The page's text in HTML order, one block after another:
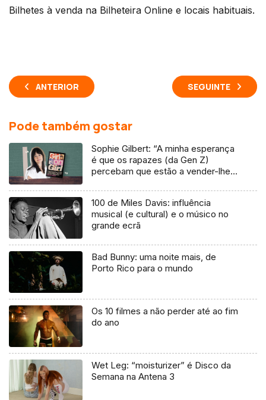
Bilhetes à venda na Bilheteira Online e locais habituais.
ANTERIOR SEGUINTE
Pode também gostar
Sophie Gilbert: “A minha esperança
é que os rapazes (da Gen Z)
percebam que estão a vender-lhes
100 de Miles Davis: influência
musical (e cultural) e o músico no
grande ecrã
Bad Bunny: uma noite mais, de
Porto Rico para o mundo
Os 10 filmes a não perder até ao fim
do ano
Wet Leg: “moisturizer” é Disco da
Semana na Antena 3